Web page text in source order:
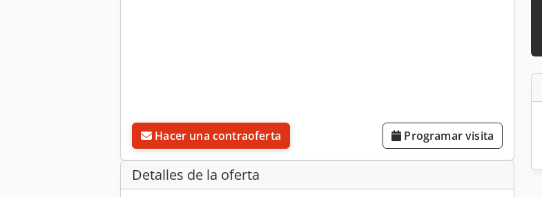
Hacer una contraoferta Programar visita
Detalles de la oferta